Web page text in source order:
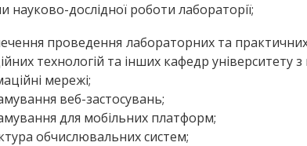
науково-дослідної роботи лабораторії;
проведення лабораторних та
технологій та інших кафедр університету
мережі;
веб-застосувань;
для мобільних платформ;
обчислюваль­них систем;